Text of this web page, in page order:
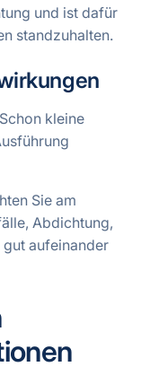
und ist dafür
standzuhalten.
kleine
Sie am
Abdichtung,
aufeinander